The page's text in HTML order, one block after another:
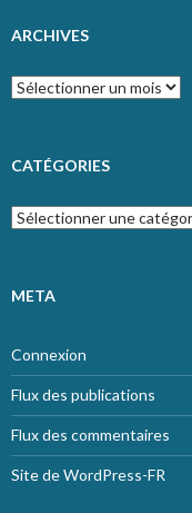
ARCHIVES
Archives
CATÉGORIES
Catégories
META
Connexion
Flux des publications
Flux des commentaires
Site de WordPress-FR